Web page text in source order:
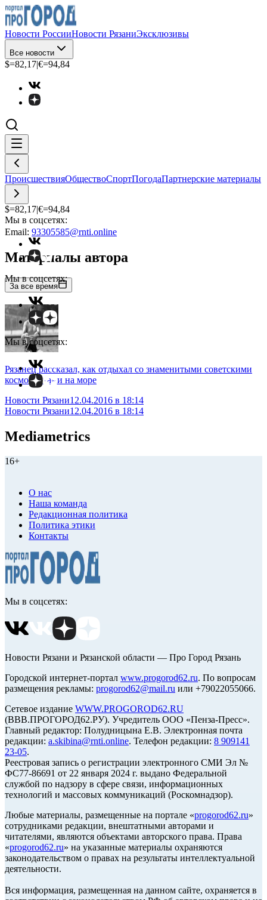
Новости РоссииНовости РязаниЭксклюзивы
Все новости
$=82,17|€=94,84
ПроисшествияОбществоСпортПогодаПартнерские материалы
$=82,17|€=94,84
Мы в соцсетях:
Мы в соцсетях:
Мы в соцсетях:
Email: 93305585@rnti.online
Материалы автора
За все время
Рязанец рассказал, как отдыхал со знаменитыми советскими
космонавтами на море
Новости Рязани12.04.2016 в 18:14
Новости Рязани12.04.2016 в 18:14
Mediametrics
16+
О нас
Наша команда
Редакционная политика
Политика этики
Контакты
Мы в соцсетях:
Новости Рязани и Рязанской области — Про Город Рязань
Городской интернет-портал www.progorod62.ru. По вопросам
размещения рекламы: progorod62@mail.ru или +79022055066.
Сетевое издание WWW.PROGOROD62.RU
(ВВВ.ПРОГОРОД62.РУ). Учредитель ООО «Пенза-Пресс».
Главный редактор: Полудницына Е.В. Электронная почта
редакции: a.skibina@rnti.online. Телефон редакции: 8 909141
23-05.
Реестровая запись о регистрации электронного СМИ Эл №
ФС77-86691 от 22 января 2024 г. выдано Федеральной
службой по надзору в сфере связи, информационных
технологий и массовых коммуникаций (Роскомнадзор).
Любые материалы, размещенные на портале «progorod62.ru»
сотрудниками редакции, внештатными авторами и
читателями, являются объектами авторского права. Права
«progorod62.ru» на указанные материалы охраняются
законодательством о правах на результаты интеллектуальной
деятельности.
Вся информация, размещенная на данном сайте, охраняется в